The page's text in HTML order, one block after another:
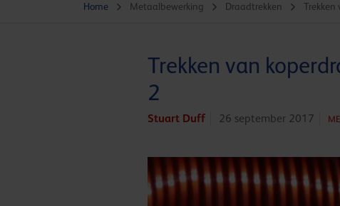
Home Metaalbewerking Draadtrekken Trekken
Trekken van
2
Stuart Duff 26 september 2017